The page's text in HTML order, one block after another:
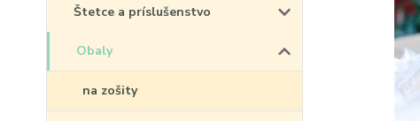
Štetce a príslušenstvo
Obaly
na zošity